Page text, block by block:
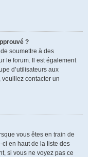
?
soumettre à des
le forum. Il est également
d’utilisateurs aux
veuillez contacter un
vous êtes en train de
en haut de la liste des
si vous ne voyez pas ce